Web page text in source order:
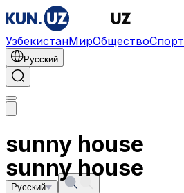
УзбекистанМирОбществоСпорт
Русский
sunny house
Русский
sunny house